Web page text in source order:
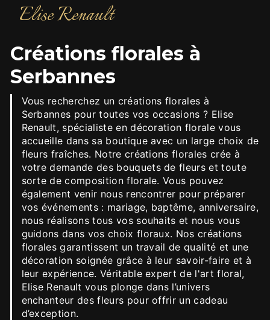
Elise Renault
créations florales à
Serbannes
Vous recherchez un créations florales à
Serbannes pour toutes vos occasions ? Elise
Renault, spécialiste en décoration florale vous
accueille dans sa boutique avec un large choix de
fleurs fraîches. Notre créations florales crée à
votre demande des bouquets de fleurs et toute
sorte de composition florale. Vous pouvez
également venir nous rencontrer pour préparer
vos événements : mariage, baptême, anniversaire,
nous réalisons tous vos souhaits et nous vous
guidons dans vos choix floraux. Nos créations
florales garantissent un travail de qualité et une
décoration soignée grâce à leur savoir-faire et à
leur expérience. Véritable expert de l'art floral,
Elise Renault vous plonge dans l’univers
enchanteur des fleurs pour offrir un cadeau
d’exception.